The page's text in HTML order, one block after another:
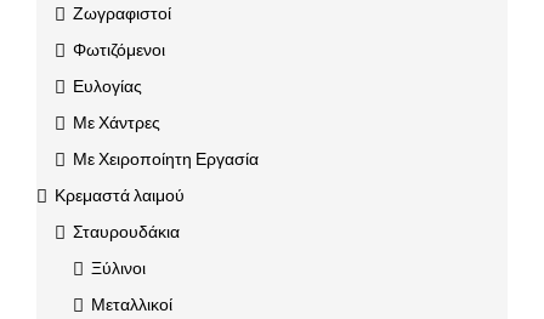
Ζωγραφιστοί
Φωτιζόμενοι
Ευλογίας
Με Χάντρες
Με Χειροποίητη Εργασία
Κρεμαστά λαιμού
Σταυρουδάκια
Ξύλινοι
Μεταλλικοί